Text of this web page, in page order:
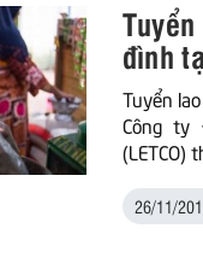
đình
Tuyển
Công ty
(LETCO)
26/11/